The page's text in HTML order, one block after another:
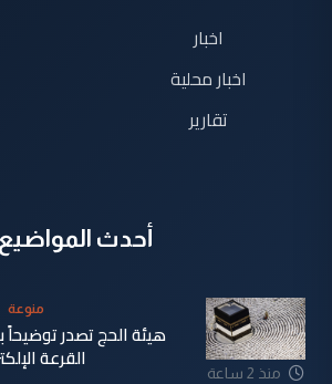
اخبار
اخبار محلية
تقارير
أحدث المواضيع
منذ 2 ساعة
منوعة
هيئة الحج تصدر
القرعة